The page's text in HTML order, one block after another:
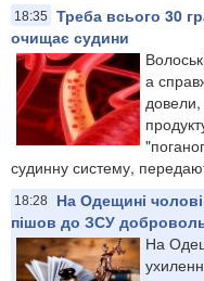
18:35
Треба всього 30
очищає судини
а
судинну систему,
18:28
На Одещині
пішов до ЗСУ
На